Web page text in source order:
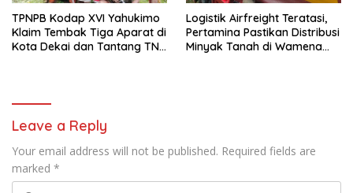
TPNPB Kodap XVI Yahukimo
Klaim Tembak Tiga Aparat di
Kota Dekai dan Tantang TNI-
Logistik Airfreight Teratasi,
Pertamina Pastikan Distribusi
Minyak Tanah di Wamena
Leave a Reply
Your email address will not be published. Required fields are
marked *